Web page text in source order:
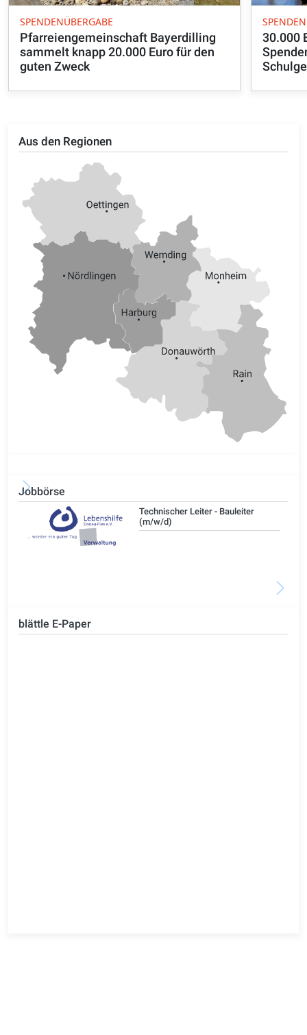
Aus den Regionen
Jobbörse
Technischer Leiter - Bauleiter
(m/w/d)
blättle E-Paper
SPENDENÜBERGABE
Pfarreiengemeinschaft Bayerdilling
sammelt knapp 20.000 Euro für den
guten Zweck
30.000